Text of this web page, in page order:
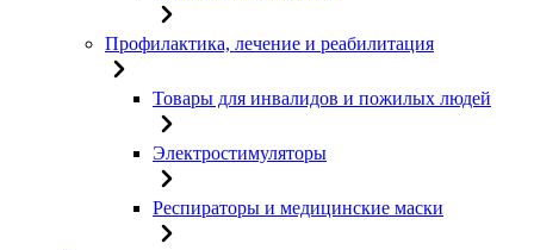
Профилактика, лечение и реабилитация
Товары для инвалидов и пожилых людей
Электростимуляторы
Респираторы и медицинские маски